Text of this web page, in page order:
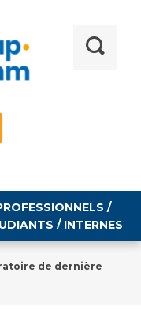
/
/ INTERNES
de dernière